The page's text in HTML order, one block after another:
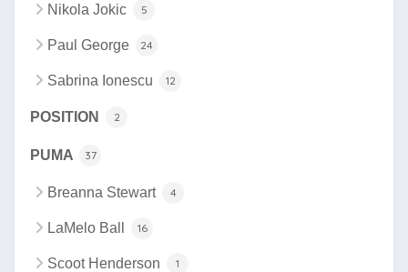
Nikola Jokic 5
Paul George 24
Sabrina Ionescu 12
POSITION 2
PUMA 37
Breanna Stewart 4
LaMelo Ball 16
Scoot Henderson 1